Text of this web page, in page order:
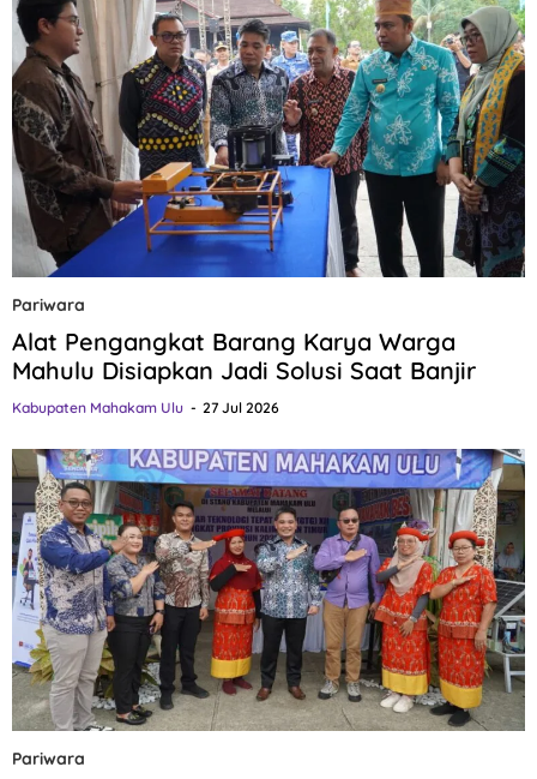
Pariwara
Alat Pengangkat Barang Karya Warga
Mahulu Disiapkan Jadi Solusi Saat Banjir
Kabupaten Mahakam Ulu 27 Jul 2026
Pariwara